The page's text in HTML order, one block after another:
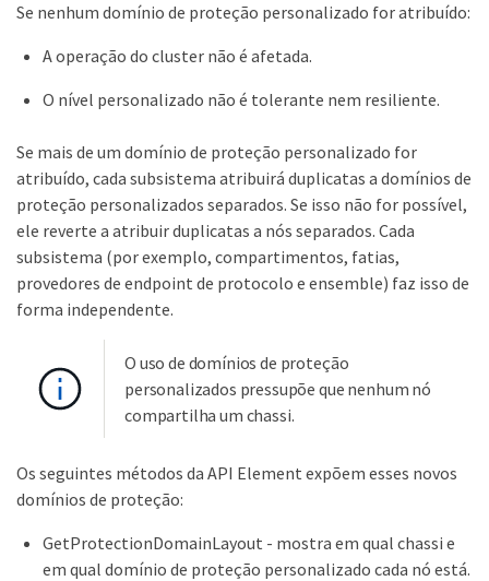
Se nenhum domínio de proteção personalizado for atribuído:
A operação do cluster não é afetada.
O nível personalizado não é tolerante nem resiliente.
Se mais de um domínio de proteção personalizado for
atribuído, cada subsistema atribuirá duplicatas a domínios de
proteção personalizados separados. Se isso não for possível,
ele reverte a atribuir duplicatas a nós separados. Cada
subsistema (por exemplo, compartimentos, fatias,
provedores de endpoint de protocolo e ensemble) faz isso de
forma independente.
O uso de domínios de proteção
personalizados pressupõe que nenhum nó
compartilha um chassi.
Os seguintes métodos da API Element expõem esses novos
domínios de proteção:
GetProtectionDomainLayout - mostra em qual chassi e
em qual domínio de proteção personalizado cada nó está.